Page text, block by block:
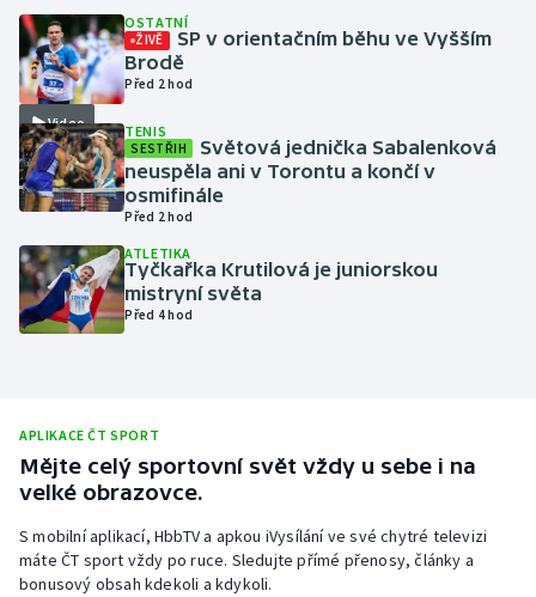
Lyže a snowboard
Moderní pětiboj
Motorsport
Parasport
Ragby
Rychlobruslení
Rychlostní kanoistika
Video
OSTATNÍ
ŽIVĚ
SP v orientačním běhu ve Vyšším
Brodě
Před 2 hod
TENIS
SESTŘIH
Světová jednička Sabalenková
neuspěla ani v Torontu a končí v
osmifinále
Před 2 hod
ATLETIKA
Tyčkařka Krutilová je juniorskou
mistryní světa
Před 4 hod
APLIKACE ČT SPORT
Mějte celý sportovní svět vždy u sebe i na
velké obrazovce.
S mobilní aplikací, HbbTV a apkou iVysílání ve své chytré televizi
máte ČT sport vždy po ruce. Sledujte přímé přenosy, články a
bonusový obsah kdekoli a kdykoli.